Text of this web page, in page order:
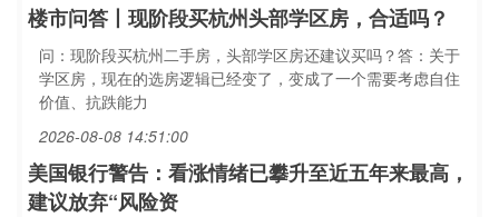
楼市问答丨现阶段买杭州头部学区房，合适吗？
问：现阶段买杭州二手房，头部学区房还建议买吗？答：关于
学区房，现在的选房逻辑已经变了，变成了一个需要考虑自住
价值、抗跌能力
2026-08-08 14:51:00
美国银行警告：看涨情绪已攀升至近五年来最高，
建议放弃“风险资